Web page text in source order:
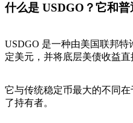
什么是 USDGO？它和
USDGO 是一种由美国联邦特
定美元，并将底层美债收益直
它与传统稳定币最大的不同
了持有者。